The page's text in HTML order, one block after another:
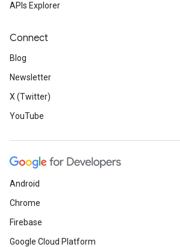
APIs Explorer
Connect
Blog
Newsletter
X (Twitter)
YouTube
Android
Chrome
Firebase
Google Cloud Platform